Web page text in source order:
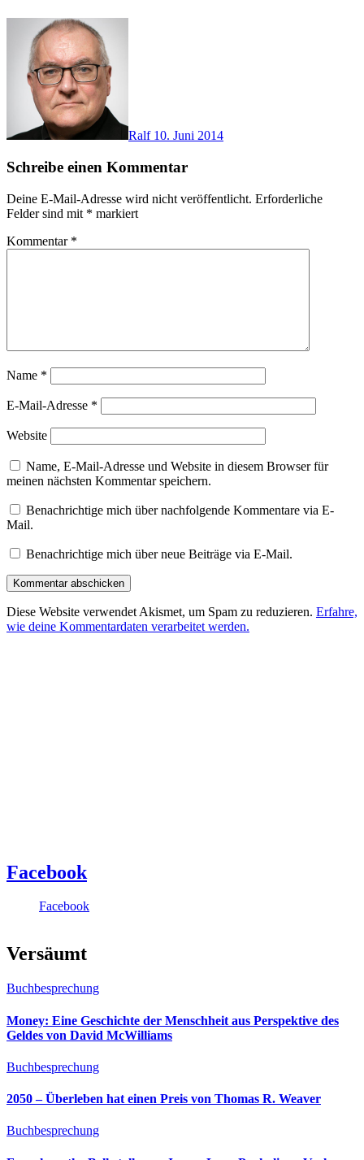
Ralf 10. Juni 2014
Schreibe einen Kommentar
Deine E-Mail-Adresse wird nicht veröffentlicht. Erforderliche
Felder sind mit * markiert
Kommentar *
Name *
E-Mail-Adresse *
Website
Name, E-Mail-Adresse und Website in diesem Browser für
meinen nächsten Kommentar speichern.
Benachrichtige mich über nachfolgende Kommentare via E-
Mail.
Benachrichtige mich über neue Beiträge via E-Mail.
Diese Website verwendet Akismet, um Spam zu reduzieren. Erfahre,
wie deine Kommentardaten verarbeitet werden.
Facebook
Facebook
Versäumt
Buchbesprechung
Money: Eine Geschichte der Menschheit aus Perspektive des
Geldes von David McWilliams
Buchbesprechung
2050 – Überleben hat einen Preis von Thomas R. Weaver
Buchbesprechung